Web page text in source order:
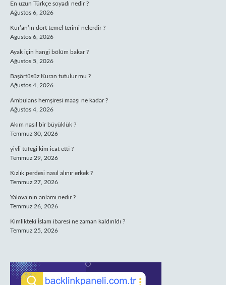
En uzun Türkçe soyadı nedir ?
Ağustos 6, 2026
Kur’an’ın dört temel terimi nelerdir ?
Ağustos 6, 2026
Ayak için hangi bölüm bakar ?
Ağustos 5, 2026
Başörtüsüz Kuran tutulur mu ?
Ağustos 4, 2026
Ambulans hemşiresi maaşı ne kadar ?
Ağustos 4, 2026
Akım nasıl bir büyüklük ?
Temmuz 30, 2026
yivli tüfeği kim icat etti ?
Temmuz 29, 2026
Kızlık perdesi nasıl alınır erkek ?
Temmuz 27, 2026
Yalova’nın anlamı nedir ?
Temmuz 26, 2026
Kimlikteki İslam ibaresi ne zaman kaldırıldı ?
Temmuz 25, 2026